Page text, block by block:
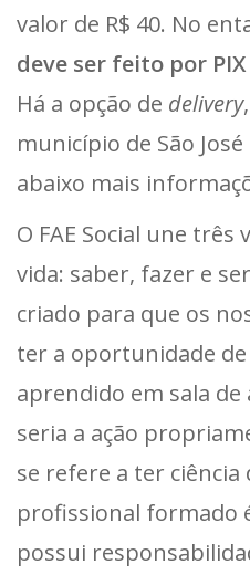
valor de R$ 40. No
deve ser feito por
Há a opção de delivery
município de São
abaixo mais
O FAE Social une três
vida: saber, fazer e
criado para que os
ter a oportunidade
aprendido em sala de
seria a ação
se refere a ter ciência
profissional formado
possui